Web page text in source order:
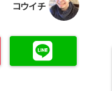
コウイチ